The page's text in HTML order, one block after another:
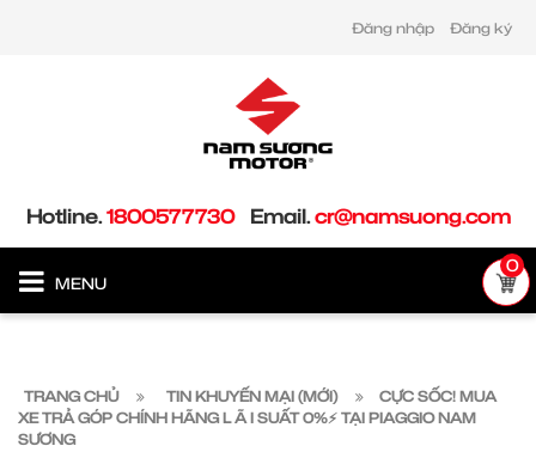
Đăng nhập Đăng ký
Hotline.1800577730 Email.cr@namsuong.com
MENU
0
TRANG CHỦ TIN KHUYẾN MẠI (MỚI)
CỰC SỐC! MUA
XE TRẢ GÓP CHÍNH HÃNG L Ã I SUẤT 0%⚡️ TẠI PIAGGIO NAM
SƯƠNG